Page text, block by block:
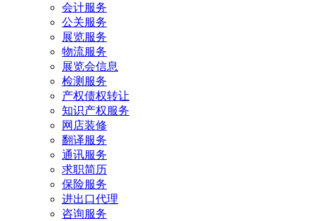
会计服务
公关服务
展览服务
物流服务
展览会信息
检测服务
产权债权转让
知识产权服务
网店装修
翻译服务
通讯服务
求职简历
保险服务
进出口代理
咨询服务